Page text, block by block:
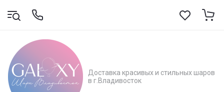
Доставка красивых и стильных шаров
в г.Владивосток